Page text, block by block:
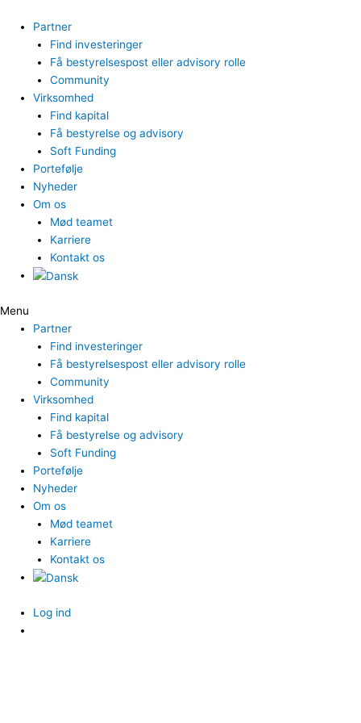
indholdet
Partner
Find investeringer
Få bestyrelsespost eller advisory rolle
Community
Virksomhed
Find kapital
Få bestyrelse og advisory
Soft Funding
Portefølje
Nyheder
Om os
Mød teamet
Karriere
Kontakt os
Menu
Partner
Find investeringer
Få bestyrelsespost eller advisory rolle
Community
Virksomhed
Find kapital
Få bestyrelse og advisory
Soft Funding
Portefølje
Nyheder
Om os
Mød teamet
Karriere
Kontakt os
Log ind